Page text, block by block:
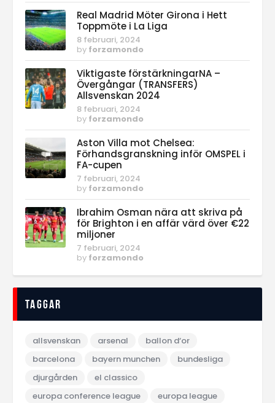
Real Madrid Möter Girona i Hett
Toppmöte i La Liga
8 februari, 2024
by forzamondo
Viktigaste förstärkningarNA –
Övergångar (TRANSFERS)
Allsvenskan 2024
8 februari, 2024
by forzamondo
Aston Villa mot Chelsea:
Förhandsgranskning inför OMSPEL i
FA-cupen
7 februari, 2024
by forzamondo
Ibrahim Osman nära att skriva på
för Brighton i en affär värd över €22
miljoner
7 februari, 2024
by forzamondo
Taggar
allsvenskan arsenal
ballon d‘or
barcelona
bayern munchen
bundesliga
djurgården
el classico
europa conference league
europa league